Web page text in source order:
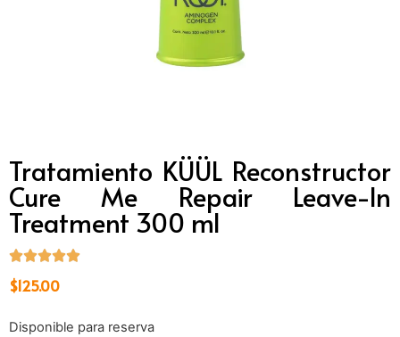
Tratamiento KÜÜL Reconstructor
Cure Me Repair Leave-In
Treatment 300 ml
$125.00
Disponible para reserva